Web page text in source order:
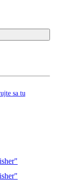
sa tu